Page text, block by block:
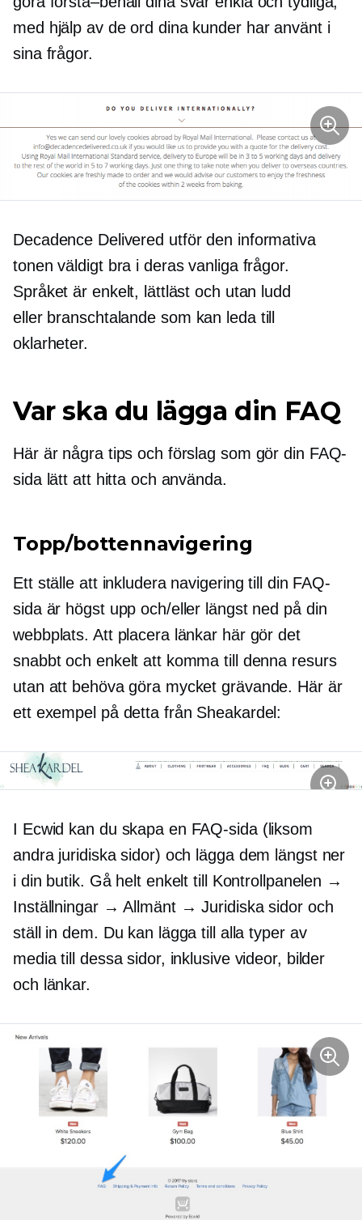
med hjälp av de ord dina kunder har använt i
sina frågor.
Decadence Delivered utför den informativa
tonen väldigt bra i deras vanliga frågor.
Språket är enkelt, lättläst och utan ludd
eller branschtalande som kan leda till
oklarheter.
Var ska du lägga din FAQ
Här är några tips och förslag som gör din FAQ-
sida lätt att hitta och använda.
Topp/bottennavigering
Ett ställe att inkludera navigering till din FAQ-
sida är högst upp och/eller längst ned på din
webbplats. Att placera länkar här gör det
snabbt och enkelt att komma till denna resurs
utan att behöva göra mycket grävande. Här är
ett exempel på detta från Sheakardel:
I Ecwid kan du skapa en FAQ-sida (liksom
andra juridiska sidor) och lägga dem längst ner
i din butik. Gå helt enkelt till Kontrollpanelen →
Inställningar → Allmänt → Juridiska sidor och
ställ in dem. Du kan lägga till alla typer av
media till dessa sidor, inklusive videor, bilder
och länkar.